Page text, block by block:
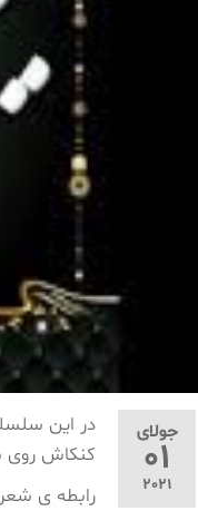
جولای
01
2021
کنکاش روی
رابطه ی